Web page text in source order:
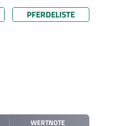
PFERDELISTE
WERTNOTE